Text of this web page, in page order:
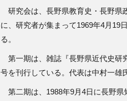
研究会は、長野県教育史・長野県
に、研究者が集まって1969年4月 19
る。
第一期は、雑誌『長野県近代史研
号を刊行している。代表は中村一雄
第二期は、 1988年9月4日に長野県